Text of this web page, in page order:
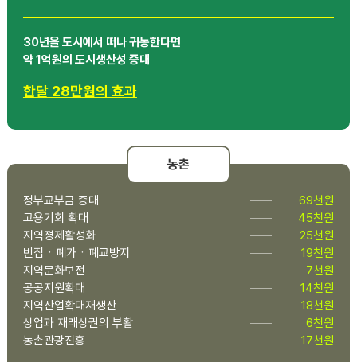
30년을 도시에서 떠나 귀농한다면
약 1억원의 도시생산성 증대
한달 28만원의 효과
농촌
정부교부금 증대
69천원
고용기회 확대
45천원
지역졍제활성화
25천원
빈집ㆍ폐가ㆍ폐교방지
19천원
지역문화보전
7천원
공공지원확대
14천원
지역산업확대재생산
18천원
상업과 재래상권의 부활
6천원
농촌관광진흥
17천원